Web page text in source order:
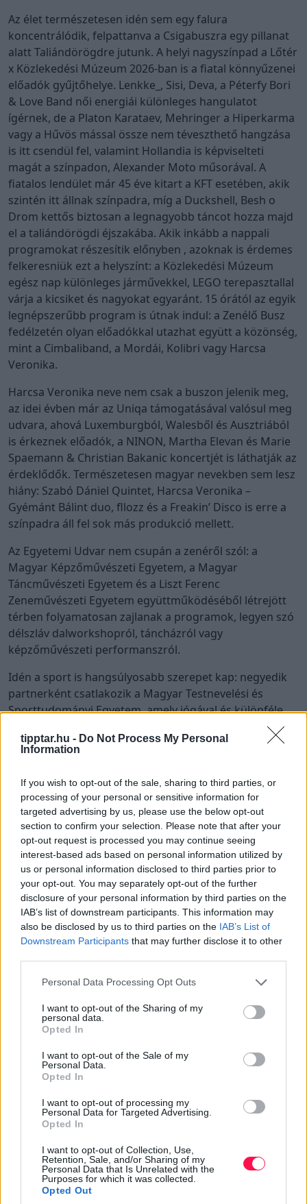
tipptar.hu - Do Not Process My Personal
Information
If you wish to opt-out of the sale, sharing to third parties, or
processing of your personal or sensitive information for
targeted advertising by us, please use the below opt-out
section to confirm your selection. Please note that after your
opt-out request is processed you may continue seeing
interest-based ads based on personal information utilized by
us or personal information disclosed to third parties prior to
your opt-out. You may separately opt-out of the further
disclosure of your personal information by third parties on the
IAB’s list of downstream participants. This information may
also be disclosed by us to third parties on the IAB’s List of
Downstream Participants that may further disclose it to other
Please note that this website/app uses one or more Google
not limited to your visit or usage behaviour. You may click to
grant or deny consent to Google and its third-party tags to
use your data for below specified purposes in below Google
consent section.
Personal Data Processing Opt Outs
I want to opt-out of the Sharing of my
personal data.
Opted In
I want to opt-out of the Sale of my
Personal Data.
Opted In
I want to opt-out of processing my
Personal Data for Targeted Advertising.
Opted In
I want to opt-out of Collection, Use,
Retention, Sale, and/or Sharing of my
Personal Data that Is Unrelated with the
Purposes for which it was collected.
Opted Out
Az élet természetesen idén sem egy falura
koncentrálódik, felpattanva a Csigabuszra egy pillanat
alatt Taliándörögdre jutunk. A helyi nagyszínpad a Lőtér
x Közlekedési Múzeum 2026-ban is a fiatal könnyűzenei
előadók gyűjtőhelye. Lenkke_, Sisi, Deva, a Péterfy Bori
& Love Band női energiái különleges hangulatot
ígérnek, de a Platon Karataev, Mehringer a Hiperkarma
vagy a Hűvös mással össze nem téveszthető hangzása
is itt csendül fel, valamint Hollandia is képviselteti
magát a színpadon, Alexander Moto műsorával. A
fiatalos lendület már 45 éve kitart a KFT esetében, akik
szintén itt állnak színpadra, míg a Duckshell, Besh o
Drom kettős biztosan a legnagyobb táncot hozza majd
el a taliándörögdi éjszakába. Akik inkább a nappali
programokat részesítik előnyben , azoknak is érdemes
felkeresniük ezt a helyszínt: a Közlekedési Múzeum
egész nap különleges járművekkel, LEGO terepasztallal
várja a kicsiket és nagyokat egyaránt. 15 órától az egyik
legnépszerűbb program is útnak indul: a Zenélő Busz
fedélzetén olyan előadókkal utazhat együtt a közönség,
mint a Cimbaliband, a Mordái, Kolibri vagy Harcsa
Veronika.
Harcsa Veronika neve nem csak a buszon jelenik meg,
az idei évben már az Uniqa támogatásával valósul meg
udvara, ahová Luxemburgból, Walesből és Ausztriából
is érkeznek előadók, a NINON, Martha Elevan és Marie
Spaemann & Christian Bakanic koncertjét is láthatják az
érdeklődők. Természetesen magyar nevekben sem lesz
hiány: Szabó Dániel Quintet, Harcsa Veronika –
Gyémánt Bálint duo, fllozz és a Freakin’ Disco is erre a
színpadra áll fel sok más produkció mellett.
Az Egyetemi Udvar nem csupán a zenéről szól: a
Magyar Képzőművészeti Egyetem, a Magyar
Táncművészeti Egyetem és a Liszt Ferenc
Zeneművészeti Egyetem együttműködéséből létrejött
térben folyamatosan zajlanak a programok, legyen szó
délszláv dalworkshopról, táncházról vagy
képzőművészeti performanszról.
Idén a sport is hangsúlyosabb szerepet kap: negyedik
partnerként csatlakozik a Magyar Testnevelési és
Sporttudományi Egyetem, amely jógával és különféle
ügyességi játékokkal mozgatja meg a közönséget.
Taliándörögdön található a Világzenei Udvar x Magyar
kvízen át a FolkSzínházig várják a látogatókat
napközben a programok, majd este a legkülönbözőbb
dallamokra pöröghetnek a szoknyák. A Söndörgő, a Hét
Hat Club, a Strapa, a BashElán, a Kacaj és az idén 20
éves Cimbaliband is itt teszi felejthetetlenné a
völgyezést mindenki számára.
Vigántpetenden, a Völgy harmadik falvában is bőséges
programkínálat várja a látogatókat, így a tíz nap alatt
szinte lehetetlen úgy kilépni az utcára, hogy ne kísérje
minden lépést valahonnan felcsendülő muzsika.
a Cirque du Tókert, ami nem csak a zene, de az
újcirkusz fellegvára is ez, a Volkswagen
Haszongépjárművek támogatásával megvalósuló udvar.
Míg napközben olyan egyesületek, mint a Művészetek
Háza Veszprém, Budapest Főváros Levéltára, a Re-
Frame by HAB, a Hashomer Hatzair, a Laczkó Dezső
érdeklődőket, addig este olyan koncertek kapnak
helyet, mint Zorán, Koncz Zsuzsa, Geszti vagy a
A 35. évfordulóra egy teljesen új, korábban még sosem
látott zenei projekt készül: a Völgy Szimfonik 35. A
produkcióban a hazai könnyűzenei élet meghatározó